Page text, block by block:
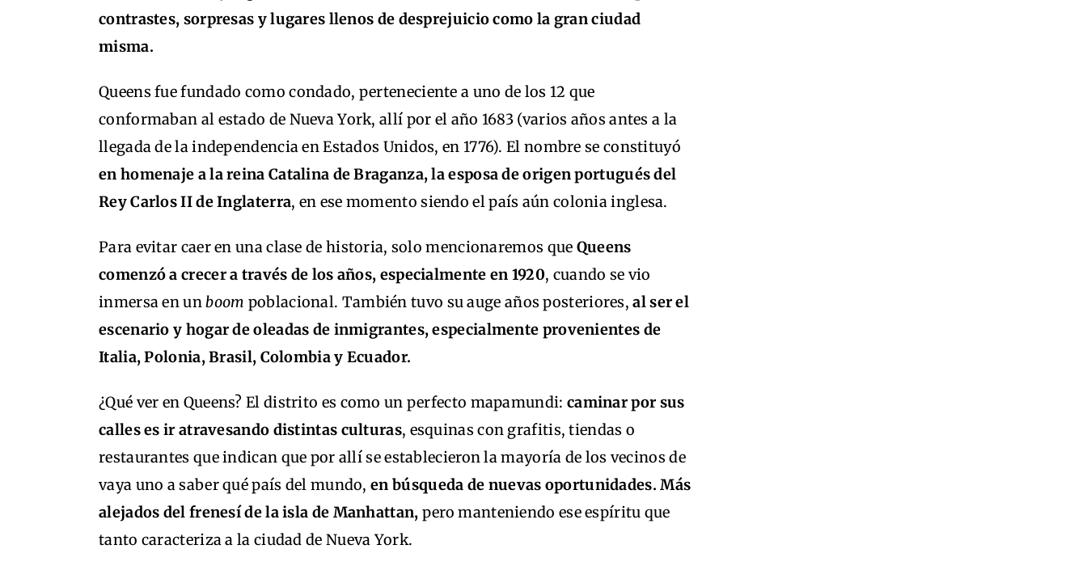
contrastes, sorpresas y lugares llenos de desprejuicio como la gran ciudad
misma.
Queens fue fundado como condado, perteneciente a uno de los 12 que
conformaban al estado de Nueva York, allí por el año 1683 (varios años antes a la
llegada de la independencia en Estados Unidos, en 1776). El nombre se constituyó
en homenaje a la reina Catalina de Braganza, la esposa de origen portugués del
Rey Carlos II de Inglaterra, en ese momento siendo el país aún colonia inglesa.
Para evitar caer en una clase de historia, solo mencionaremos que Queens
comenzó a crecer a través de los años, especialmente en 1920, cuando se vio
inmersa en unboom poblacional. También tuvo su auge años posteriores,al ser el
escenario y hogar de oleadas de inmigrantes, especialmente provenientes de
Italia, Polonia, Brasil, Colombia y Ecuador.
¿Qué ver en Queens? El distrito es como un perfecto mapamundi: caminar por sus
calles es ir atravesando distintas culturas, esquinas con grafitis, tiendas o
restaurantes que indican que por allí se establecieron la mayoría de los vecinos de
vaya uno a saber qué país del mundo,en búsqueda de nuevas oportunidades. Más
alejados del frenesí de la isla de Manhattan, pero manteniendo ese espíritu que
tanto caracteriza a la ciudad de Nueva York.